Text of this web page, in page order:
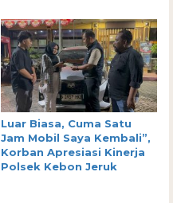
Luar Biasa, Cuma Satu
Jam Mobil Saya Kembali”,
Korban Apresiasi Kinerja
Polsek Kebon Jeruk